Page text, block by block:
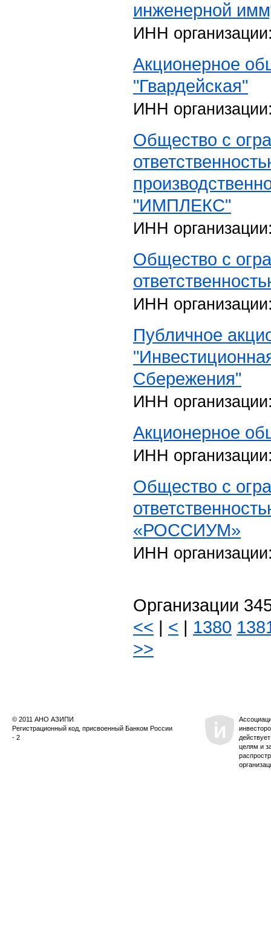
инженерной
ИНН
Акционерное
"Гвардейская"
ИНН
Общество с
"ИМПЛЕКС"
ИНН
Общество с
ИНН
Публичное
Сбережения"
ИНН
Акционерное
ИНН
Общество с
«РОССИУМ»
ИНН
Организации
<< | < | 1380
>>
© 2011 АНО АЗИПИ
Регистрационный код, присвоенный Банком России
- 2
целям и